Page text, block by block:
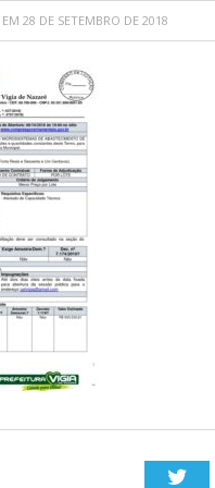
EM 28 DE SETEMBRO DE 2018